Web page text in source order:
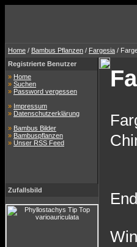
Home / Bambus Pflanzen / Fargesia /
Registrierte Benutzer
» Home
» Suchen
» Password vergessen
» Impressum
» Datenschutzerklärung
» Bambus Bilder
» Bambuspflanzen
» Unser RSS Feed
Zufallsbild